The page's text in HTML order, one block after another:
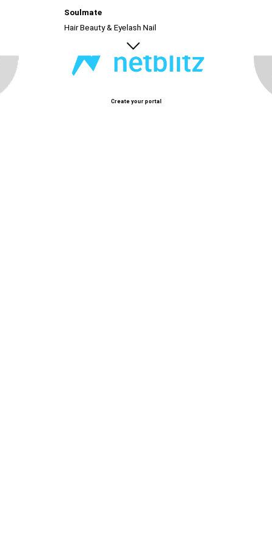
Soulmate
Hair Beauty & Eyelash Nail
Create your portal